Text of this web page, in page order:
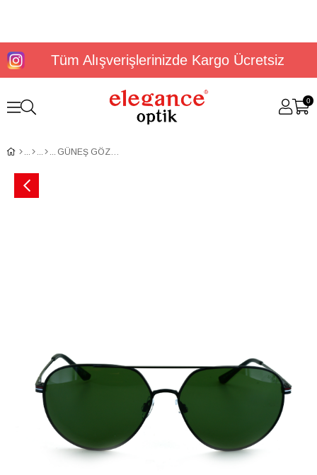
Tüm Alışverişlerinizde Kargo Ücretsiz
0
GÜNEŞ GÖZLÜĞÜ U.S. POLO ASSN. USS 0261 C3